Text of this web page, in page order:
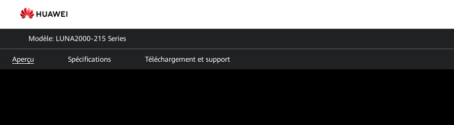
LUNA2000-
215
Series
|
Modèle: LUNA2000-215 Series
Aperçu Spécifications Téléchargement et support